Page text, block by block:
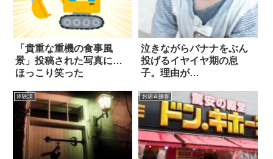
「貴重な重機の食事風
景」投稿された写真に…
ほっこり笑った
泣きながらバナナをぶん
投げるイヤイヤ期の息
子。理由が…
体験談 お店＆接客